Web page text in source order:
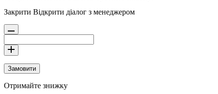
Закрити Відкрити діалог з менеджером
Замовити
Отримайте знижку